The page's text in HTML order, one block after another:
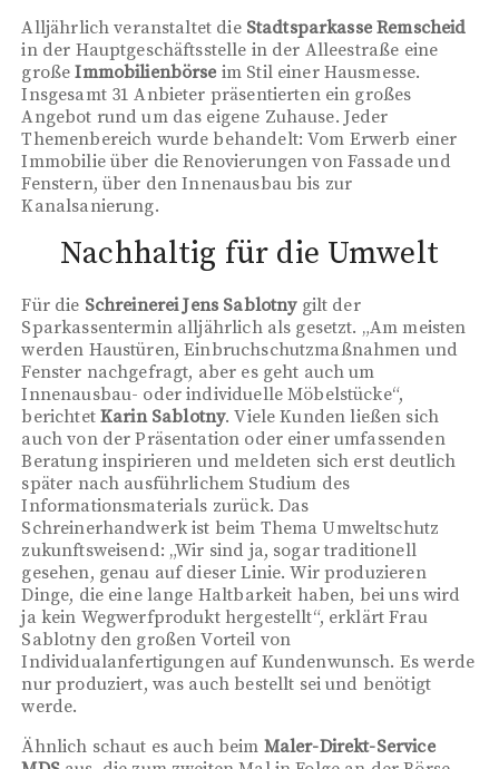
Alljährlich veranstaltet die Stadtsparkasse Remscheid
in der Hauptgeschäftsstelle in der Alleestraße eine
großeImmobilienbörse im Stil einer Hausmesse.
Insgesamt 31 Anbieter präsentierten ein großes
Angebot rund um das eigene Zuhause. Jeder
Themenbereich wurde behandelt: Vom Erwerb einer
Immobilie über die Renovierungen von Fassade und
Fenstern, über den Innenausbau bis zur
Kanalsanierung.
Nachhaltig für die Umwelt
Für die Schreinerei Jens Sablotnygilt der
Sparkassentermin alljährlich als gesetzt. „Am meisten
werden Haustüren, Einbruchschutzmaßnahmen und
Fenster nachgefragt, aber es geht auch um
Innenausbau- oder individuelle Möbelstücke“,
berichtet Karin Sablotny. Viele Kunden ließen sich
auch von der Präsentation oder einer umfassenden
Beratung inspirieren und meldeten sich erst deutlich
später nach ausführlichem Studium des
Informationsmaterials zurück. Das
Schreinerhandwerk ist beim Thema Umweltschutz
zukunftsweisend: „Wir sind ja, sogar traditionell
gesehen, genau auf dieser Linie. Wir produzieren
Dinge, die eine lange Haltbarkeit haben, bei uns wird
ja kein Wegwerfprodukt hergestellt“, erklärt Frau
Sablotny den großen Vorteil von
Individualanfertigungen auf Kundenwunsch. Es werde
nur produziert, was auch bestellt sei und benötigt
werde.
Ähnlich schaut es auch beim Maler-Direkt-Service